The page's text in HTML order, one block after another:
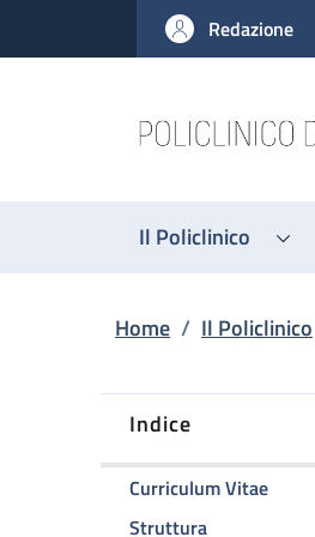
al contenuto principale
to footer content
Redazione
Il Policlinico
Briciole
Home / Il Policlinico
Indice
Curriculum Vitaedella
Strutturadella pagina